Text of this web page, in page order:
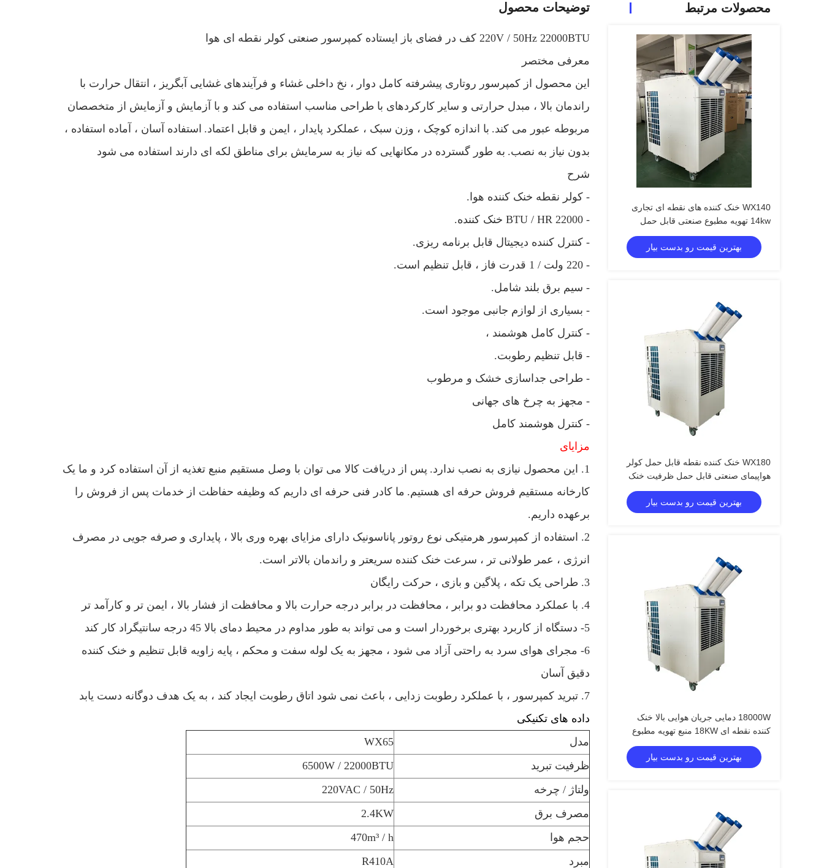
محصولات مرتبط
WX140 خنک کننده های نقطه ای تجاری
14kw تهویه مطبوع صنعتی قابل حمل
بهترین قیمت رو بدست بیار
WX180 خنک کننده نقطه قابل حمل کولر
هواپیمای صنعتی قابل حمل ظرفیت خنک
کننده بزرگ
بهترین قیمت رو بدست بیار
18000W دمایی جریان هوایی بالا خنک
کننده نقطه ای 18KW منبع تهویه مطبوع
صنعتی تهویه مطبوع
بهترین قیمت رو بدست بیار
توضیحات محصول
220V / 50Hz 22000BTU کف در فضای باز ایستاده کمپرسور صنعتی کولر نقطه ای هوا
معرفی مختصر
این محصول از کمپرسور روتاری پیشرفته کامل دوار ، نخ داخلی غشاء و فرآیندهای غشایی آبگریز ، انتقال حرارت با
راندمان بالا ، مبدل حرارتی و سایر کارکردهای با طراحی مناسب استفاده می کند و با آزمایش و آزمایش از متخصصان
مربوطه عبور می کند. با اندازه کوچک ، وزن سبک ، عملکرد پایدار ، ایمن و قابل اعتماد. استفاده آسان ، آماده استفاده ،
بدون نیاز به نصب. به طور گسترده در مکانهایی که نیاز به سرمایش برای مناطق لکه ای دارند استفاده می شود
شرح
- کولر نقطه خنک کننده هوا.
- 22000 BTU / HR خنک کننده.
- کنترل کننده دیجیتال قابل برنامه ریزی.
- 220 ولت / 1 قدرت فاز ، قابل تنظیم است.
- سیم برق بلند شامل.
- بسیاری از لوازم جانبی موجود است.
- کنترل کامل هوشمند ،
- قابل تنظیم رطوبت.
- طراحی جداسازی خشک و مرطوب
- مجهز به چرخ های جهانی
- کنترل هوشمند کامل
مزایای
1. این محصول نیازی به نصب ندارد.
پس از دریافت کالا می توان با وصل مستقیم منبع تغذیه از آن استفاده کرد و ما یک
کارخانه مستقیم فروش حرفه ای هستیم. ما کادر فنی حرفه ای داریم که وظیفه حفاظت از خدمات پس از فروش را
برعهده داریم.
2. استفاده از کمپرسور هرمتیکی نوع روتور پاناسونیک دارای مزایای بهره وری بالا ، پایداری و صرفه جویی در مصرف
انرژی ، عمر طولانی تر ، سرعت خنک کننده سریعتر و راندمان بالاتر است.
3. طراحی یک تکه ، پلاگین و بازی ، حرکت رایگان
4. با عملکرد محافظت دو برابر ، محافظت در برابر درجه حرارت بالا و محافظت از فشار بالا ، ایمن تر و کارآمد تر
5- دستگاه از کاربرد بهتری برخوردار است و می تواند به طور مداوم در محیط دمای بالا 45 درجه سانتیگراد کار کند
6- مجرای هوای سرد به راحتی آزاد می شود ، مجهز به یک لوله سفت و محکم ، پایه زاویه قابل تنظیم و خنک کننده
دقیق آسان
7. تبرید کمپرسور ، با عملکرد رطوبت زدایی ، باعث نمی شود اتاق رطوبت ایجاد کند ، به یک هدف دوگانه دست یابد
داده های تکنیکی
مدل
WX65
ظرفیت تبرید
6500W / 22000BTU
ولتاژ / چرخه
220VAC / 50Hz
مصرف برق
2.4KW
حجم هوا
470m³ / h
مبرد
R410A